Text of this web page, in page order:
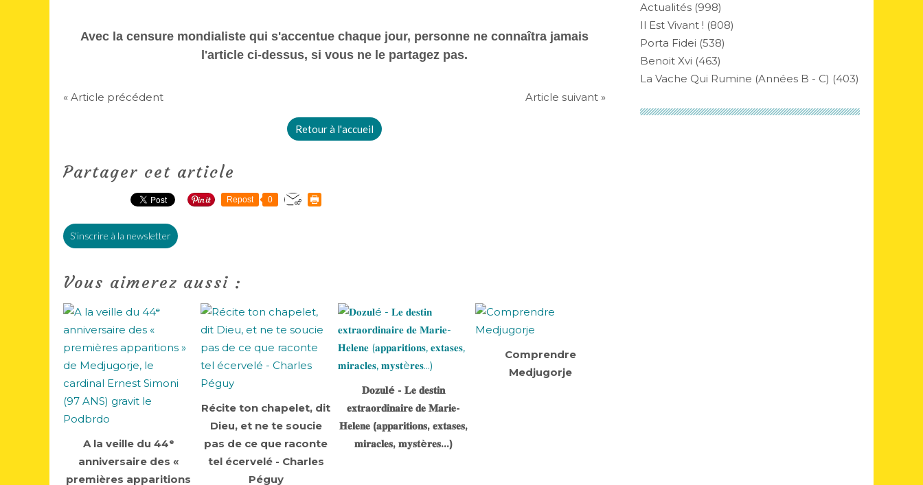
Avec la censure mondialiste qui s'accentue chaque jour, personne ne connaîtra jamais
l'article ci-dessus, si vous ne le partagez pas.
« Article précédent Article suivant »
Retour à l'accueil
Partager cet article
Repost 0
S'inscrire à la newsletter
Vous aimerez aussi :
A la veille du 44ᵉ
anniversaire des «
premières apparitions
Récite ton chapelet, dit
Dieu, et ne te soucie
pas de ce que raconte
tel écervelé - Charles
Péguy
𝐃𝐨𝐳𝐮𝐥é - 𝐋𝐞 𝐝𝐞𝐬𝐭𝐢𝐧
𝐞𝐱𝐭𝐫𝐚𝐨𝐫𝐝𝐢𝐧𝐚𝐢𝐫𝐞 𝐝𝐞 𝐌𝐚𝐫𝐢𝐞-
𝐇𝐞𝐥𝐞𝐧𝐞 (𝐚𝐩𝐩𝐚𝐫𝐢𝐭𝐢𝐨𝐧𝐬, 𝐞𝐱𝐭𝐚𝐬𝐞𝐬,
𝐦𝐢𝐫𝐚𝐜𝐥𝐞𝐬, 𝐦𝐲𝐬𝐭è𝐫𝐞𝐬...)
Comprendre
Medjugorje
Actualités (998)
Il Est Vivant ! (808)
Porta Fidei (538)
Benoit Xvi (463)
La Vache Qui Rumine (années B - C) (403)